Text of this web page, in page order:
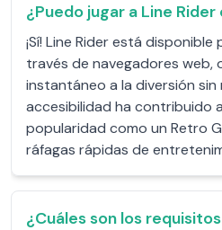
¿Puedo jugar a Line
¡Sí! Line Rider está disponible
través de navegadores web,
instantáneo a la diversión sin
accesibilidad ha contribuido
popularidad como un Retro
ráfagas rápidas de
¿Cuáles son los